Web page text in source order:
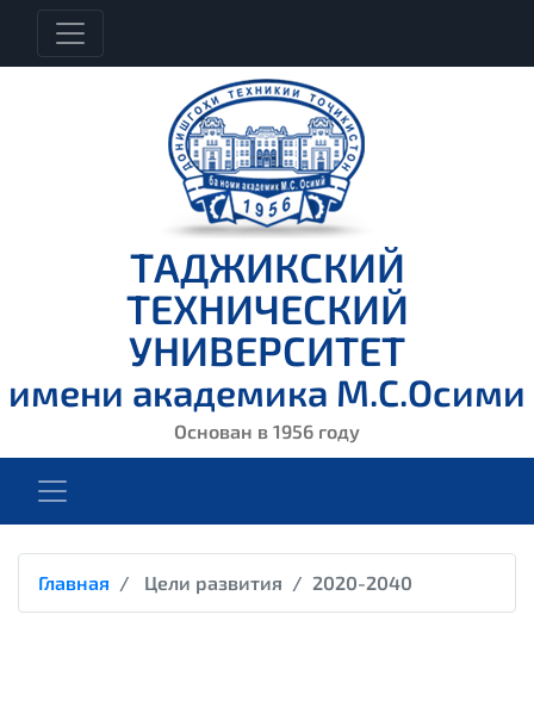
ТАДЖИКСКИЙ
ТЕХНИЧЕСКИЙ
УНИВЕРСИТЕТ
имени академика М.С.Осими
Основан в 1956 году
Главная Цели развития 2020-2040